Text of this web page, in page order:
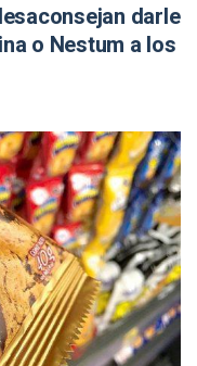
darle
o Nestum a los